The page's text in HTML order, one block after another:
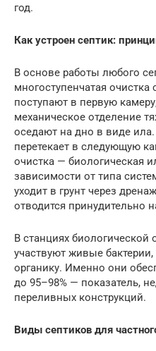
год.
Как устроен септик:
В основе работы любого
многоступенчатая
поступают в первую
механическое отделение
оседают на дно в виде
перетекает в следующую
очистка — биологическая
зависимости от типа
уходит в грунт через
отводится принудительно
В станциях биологической
участвуют живые
органику. Именно они
до 95–98% — показатель,
переливных конструкций.
Виды септиков для